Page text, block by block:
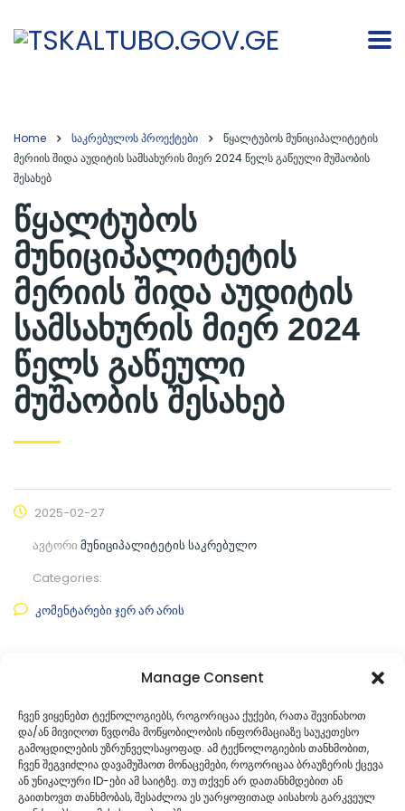
Manage Consent
ჩვენ ვიყენებთ ტექნოლოგიებს, როგორიცაა ქუქები, რათა შევინახოთ
და/ან მივიღოთ წვდომა მოწყობილობის ინფორმაციაზე საუკეთესო
გამოცდილების უზრუნველსაყოფად. ამ ტექნოლოგიების თანხმობით,
ჩვენ შეგვიძლია დავამუშაოთ მონაცემები, როგორიცაა ბრაუზერის ქცევა
ან უნიკალური ID-ები ამ საიტზე. თუ თქვენ არ დათანხმდებით ან
გაითხოვთ თანხმობას, შესაძლოა ეს უარყოფითად აისახოს გარკვეულ
Home საკრებულოს პროექტები
წყალტუბოს მუნიციპალიტეტის
მერიის შიდა აუდიტის სამსახურის მიერ 2024 წელს გაწეული მუშაობის
შესახებ
წყალტუბოს
მუნიციპალიტეტის
მერიის შიდა აუდიტის
სამსახურის მიერ 2024
წელს გაწეული
მუშაობის შესახებ
2025-02-27
ავტორი მუნიციპალიტეტის საკრებულო
Categories:
კომენტარები ჯერ არ არის
ფაილის ნახვა
ფაილის ტიპი:pdf
კატეგორიასაკრებულოს პროექტები